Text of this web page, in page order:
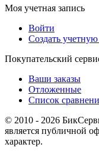
Моя учетная запись
Войти
Создать учетную
Покупательский
Ваши заказы
Отложенные
Список
© 2010 - 2026
является публичной
характер.